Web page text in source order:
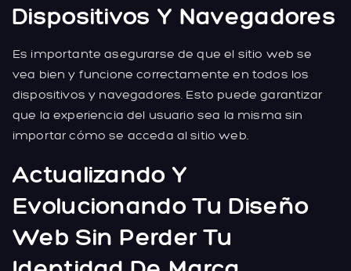
Dispositivos Y Navegadores
Es importante asegurarse de que el sitio web se
vea bien y funcione correctamente en todos los
dispositivos y navegadores. Esto puede garantizar
que la experiencia del usuario sea la misma sin
importar cómo se acceda al sitio web.
Actualizando Y
Evolucionando Tu Diseño
Web Sin Perder Tu